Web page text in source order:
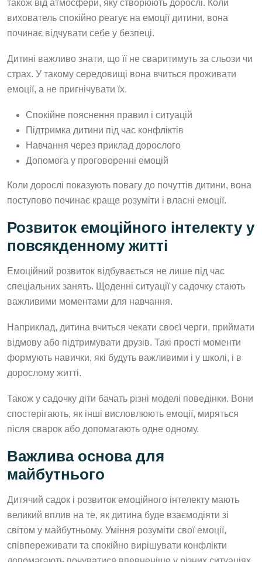
також від атмосфери, яку створюють дорослі. Коли
вихователь спокійно реагує на емоції дитини, вона
починає відчувати себе у безпеці.
Дитині важливо знати, що її не сваритимуть за сльози чи
страх. У такому середовищі вона вчиться проживати
емоції, а не пригнічувати їх.
Спокійне пояснення правил і ситуацій
Підтримка дитини під час конфліктів
Навчання через приклад дорослого
Допомога у проговоренні емоцій
Коли дорослі показують повагу до почуттів дитини, вона
поступово починає краще розуміти і власні емоції.
Розвиток емоційного інтелекту у
повсякденному житті
Емоційний розвиток відбувається не лише під час
спеціальних занять. Щоденні ситуації у садочку стають
важливими моментами для навчання.
Наприклад, дитина вчиться чекати своєї черги, приймати
відмову або підтримувати друзів. Такі прості моменти
формують навички, які будуть важливими і у школі, і в
дорослому житті.
Також у садочку діти бачать різні моделі поведінки. Вони
спостерігають, як інші висловлюють емоції, миряться
після сварок або допомагають одне одному.
Важлива основа для
майбутнього
Дитячий садок і розвиток емоційного інтелекту мають
великий вплив на те, як дитина буде взаємодіяти зі
світом у майбутньому. Уміння розуміти свої емоції,
співпереживати та спокійно вирішувати конфлікти